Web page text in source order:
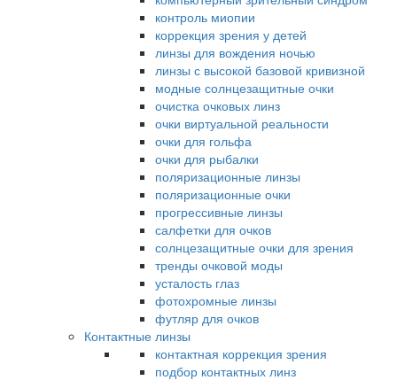
контроль миопии
коррекция зрения у детей
линзы для вождения ночью
линзы с высокой базовой кривизной
модные солнцезащитные очки
очистка очковых линз
очки виртуальной реальности
очки для гольфа
очки для рыбалки
поляризационные линзы
поляризационные очки
прогрессивные линзы
салфетки для очков
солнцезащитные очки для зрения
тренды очковой моды
усталость глаз
фотохромные линзы
футляр для очков
Контактные линзы
контактная коррекция зрения
подбор контактных линз